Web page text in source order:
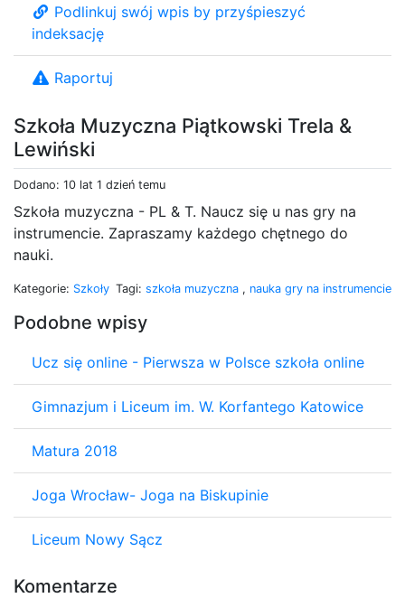
Szkoła Muzyczna Piątkowski Trela &
Lewiński
Dodano: 10 lat 1 dzień temu
Szkoła muzyczna - PL & T. Naucz się u nas gry na
instrumencie. Zapraszamy każdego chętnego do
nauki.
Kategorie: Szkoły Tagi: szkoła muzyczna , nauka gry na instrumencie
Podobne wpisy
Ucz się online - Pierwsza w Polsce szkoła online
Gimnazjum i Liceum im. W. Korfantego Katowice
Matura 2018
Joga Wrocław- Joga na Biskupinie
Liceum Nowy Sącz
Komentarze
Podlinkuj swój wpis by przyśpieszyć
indeksację
Raportuj